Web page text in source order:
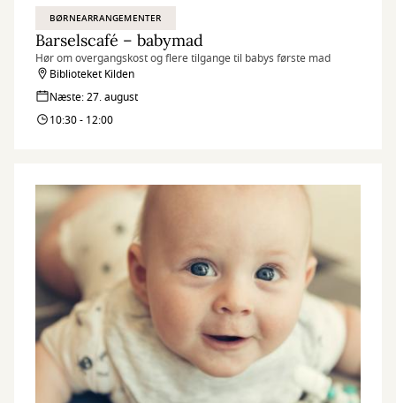
BØRNEARRANGEMENTER
Barselscafé – babymad
Hør om overgangskost og flere tilgange til babys første mad
Biblioteket Kilden
Næste: 27. august
10:30 - 12:00